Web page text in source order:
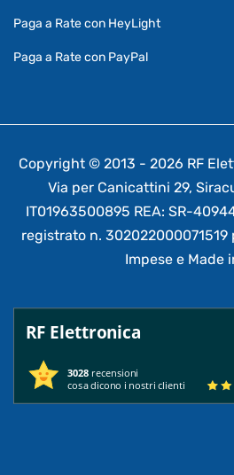
Paga a Rate con HeyLight
Paga a Rate con PayPal
Copyright © 2013 - 2026 RF
Via per Canicattini 29,
IT01963500895 REA: SR-
registrato n. 302022000071519
Impese e Made
RF Elettronica
3028 recensioni
cosa dicono i nostri clienti